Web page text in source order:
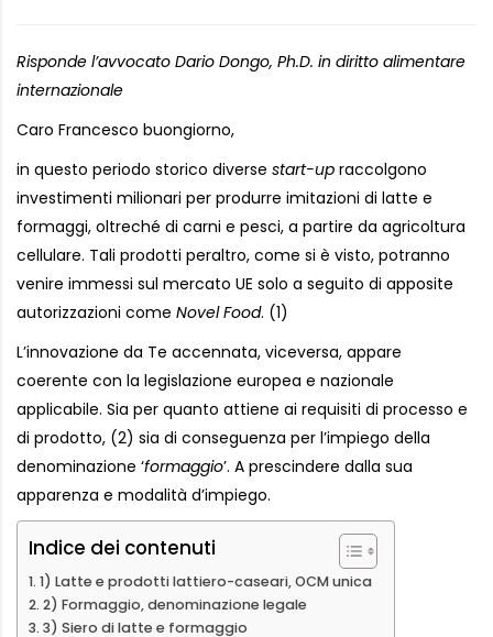
Risponde l’avvocato Dario Dongo, Ph.D. in diritto alimentare
internazionale
Caro Francesco buongiorno,
in questo periodo storico diverse start-up raccolgono
investimenti milionari per produrre imitazioni di latte e
formaggi, oltreché di carni e pesci, a partire da agricoltura
cellulare. Tali prodotti peraltro, come si è visto, potranno
venire immessi sul mercato UE solo a seguito di apposite
autorizzazioni come Novel Food. (1)
L’innovazione da Te accennata, viceversa, appare
coerente con la legislazione europea e nazionale
applicabile. Sia per quanto attiene ai requisiti di processo e
di prodotto, (2) sia di conseguenza per l’impiego della
denominazione ‘formaggio’. A prescindere dalla sua
apparenza e modalità d’impiego.
Indice dei contenuti
1) Latte e prodotti lattiero-caseari, OCM unica
2) Formaggio, denominazione legale
3) Siero di latte e formaggio